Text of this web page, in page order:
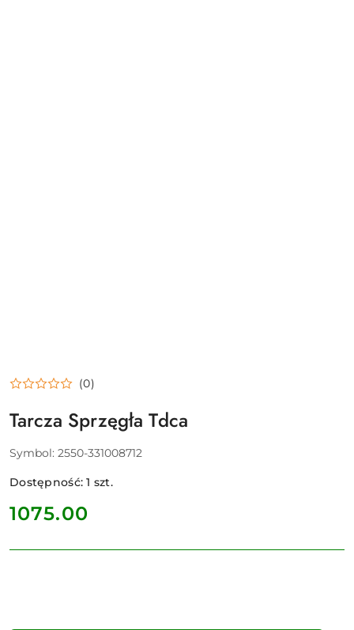
(0)
Tarcza Sprzęgła Tdca
Symbol: 2550-331008712
Dostępność:1 szt.
cena:
1075.00